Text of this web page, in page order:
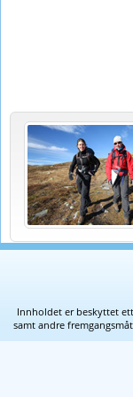
Innholdet er beskyttet
samt andre